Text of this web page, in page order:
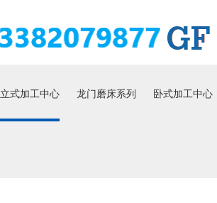
立式加工中心 龙门磨床系列 卧式加工中心